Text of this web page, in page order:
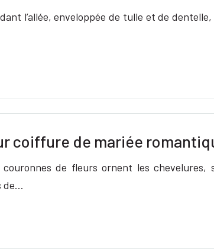
l’allée, enveloppée de tulle et de
coiffure de mariée
couronnes de fleurs ornent les
de…